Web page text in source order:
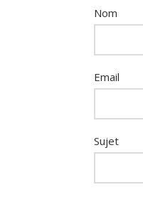
Nom
Email
Sujet